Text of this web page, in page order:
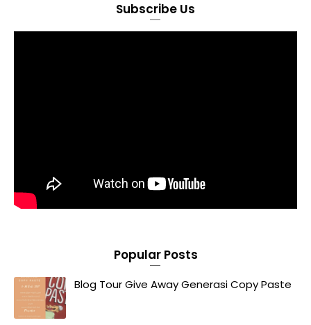
Subscribe Us
Popular Posts
Blog Tour Give Away Generasi Copy Paste